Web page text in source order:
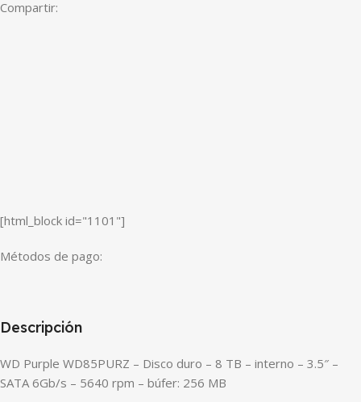
Compartir:
[html_block id="1101"]
Métodos de pago:
Descripción
WD Purple WD85PURZ – Disco duro – 8 TB – interno – 3.5″ –
SATA 6Gb/s – 5640 rpm – búfer: 256 MB